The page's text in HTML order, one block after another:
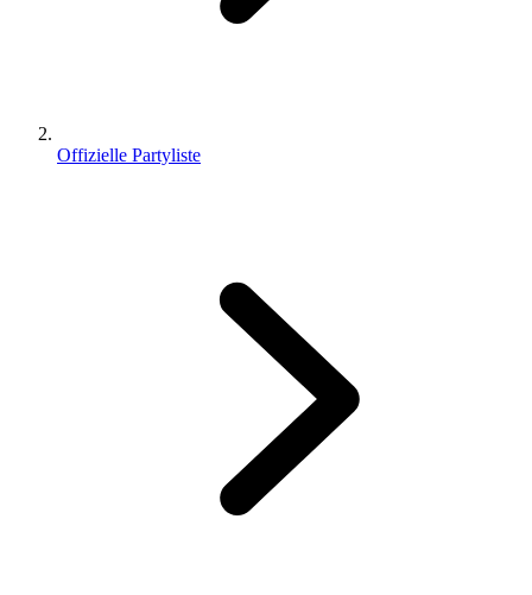
Offizielle Partyliste